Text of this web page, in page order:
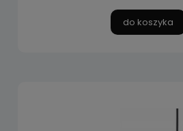
do koszyka